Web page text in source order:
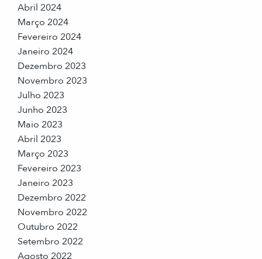
Abril 2024
Março 2024
Fevereiro 2024
Janeiro 2024
Dezembro 2023
Novembro 2023
Julho 2023
Junho 2023
Maio 2023
Abril 2023
Março 2023
Fevereiro 2023
Janeiro 2023
Dezembro 2022
Novembro 2022
Outubro 2022
Setembro 2022
Agosto 2022